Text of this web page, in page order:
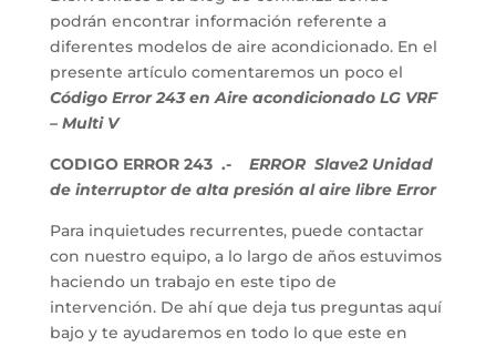
podrán encontrar información referente a
diferentes modelos de aire acondicionado. En el
presente artículo comentaremos un poco el
Código Error 243 en Aire acondicionado LG VRF
– Multi V
CODIGO ERROR 243 .-
ERROR Slave2 Unidad
de interruptor de alta presión al aire libre Error
Para inquietudes recurrentes, puede contactar
con nuestro equipo, a lo largo de años estuvimos
haciendo un trabajo en este tipo de
intervención. De ahí que deja tus preguntas aquí
bajo y te ayudaremos en todo lo que este en